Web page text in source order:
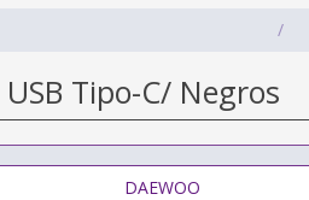
Tipo-C/ Negros
DAEWOO